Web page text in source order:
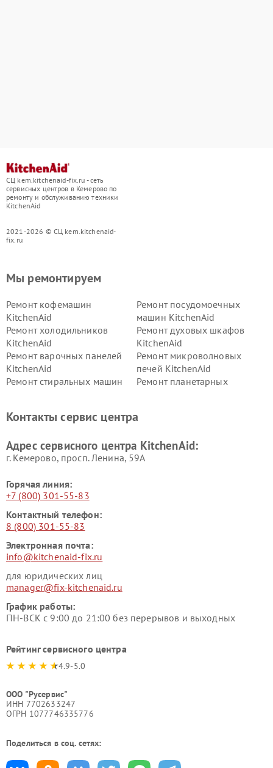
СЦ kem.kitchenaid-fix.ru - сеть
сервисных центров в Кемерово по
ремонту и обслуживанию техники
KitchenAid
2021-2026 © СЦ kem.kitchenaid-
fix.ru
Мы ремонтируем
Ремонт кофемашин
KitchenAid
Ремонт посудомоечных
машин KitchenAid
Ремонт холодильников
KitchenAid
Ремонт духовых шкафов
KitchenAid
Ремонт варочных панелей
KitchenAid
Ремонт микроволновых
печей KitchenAid
Ремонт стиральных машин
Ремонт планетарных
Контакты сервис центра
Адрес сервисного центра KitchenAid:
г. Кемерово, просп. Ленина, 59А
Горячая линия:
+7 (800) 301-55-83
Контактный телефон:
8 (800) 301-55-83
Электронная почта:
info@kitchenaid-fix.ru
для юридических лиц
manager@fix-kitchenaid.ru
График работы:
ПН-ВСК с 9:00 до 21:00 без перерывов и выходных
Рейтинг сервисного центра
4.9-5.0
ООО "Русервис"
ИНН 7702633247
ОГРН 1077746335776
Поделиться в соц. сетях: